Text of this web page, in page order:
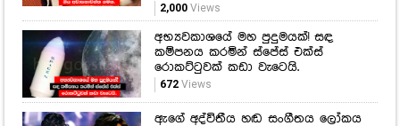
2,000Views
අභ්‍යවකාශයේ මහ පුදුමයක්! සඳ
කම්පනය කරමින් ස්පේස් එක්ස්
රොකට්ටුවක් කඩා වැටෙයි.
672Views
ඇගේ අද්විතීය හඬ සංගීතය ලෝකය